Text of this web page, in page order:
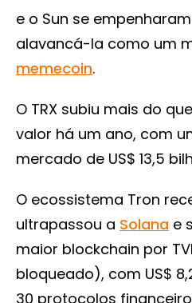
e o Sun se
alavancá-la como um
memecoin.
O TRX subiu mais do
valor há um ano, com
mercado de US$ 13,5
O ecossistema Tron
ultrapassou a Solana e
maior blockchain por
bloqueado), com US$
30 protocolos